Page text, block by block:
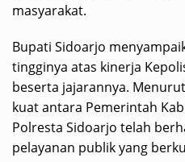
masyarakat.
Bupati Sidoarjo
tingginya atas kinerja
beserta jajarannya.
kuat antara Pemerintah
Polresta Sidoarjo telah
pelayanan publik yang